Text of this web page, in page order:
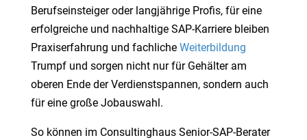
Berufseinsteiger oder langjährige Profis, für eine
erfolgreiche und nachhaltige SAP-Karriere bleiben
Praxiserfahrung und fachliche Weiterbildung
Trumpf und sorgen nicht nur für Gehälter am
oberen Ende der Verdienstspannen, sondern auch
für eine große Jobauswahl.
So können im Consultinghaus Senior-SAP-Berater